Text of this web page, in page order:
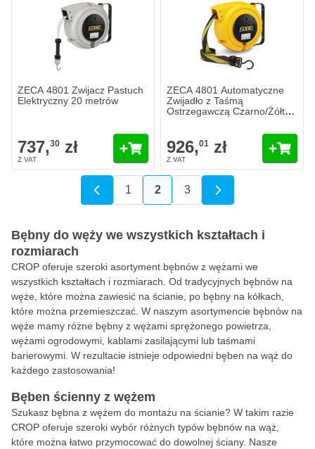
ZECA 4801 Zwijacz Pastuch
Elektryczny 20 metrów
737,30 zł
ZECA 4801 Automatyczne
Zwijadło z Taśmą
Ostrzegawczą Czarno/Żółta
926,01 zł
Strona
1 Aktualnie czytasz stronę
2 Strona
3
Bębny do węży we wszystkich kształtach i
rozmiarach
CROP oferuje szeroki asortyment bębnów z wężami we
wszystkich kształtach i rozmiarach. Od tradycyjnych bębnów na
węże, które można zawiesić na ścianie, po bębny na kółkach,
które można przemieszczać. W naszym asortymencie bębnów na
węże mamy różne bębny z wężami sprężonego powietrza,
wężami ogrodowymi, kablami zasilającymi lub taśmami
barierowymi. W rezultacie istnieje odpowiedni bęben na wąż do
każdego zastosowania!
Bęben ścienny z wężem
Szukasz bębna z wężem do montażu na ścianie? W takim razie
CROP oferuje szeroki wybór różnych typów bębnów na wąż,
które można łatwo przymocować do dowolnej ściany. Nasze